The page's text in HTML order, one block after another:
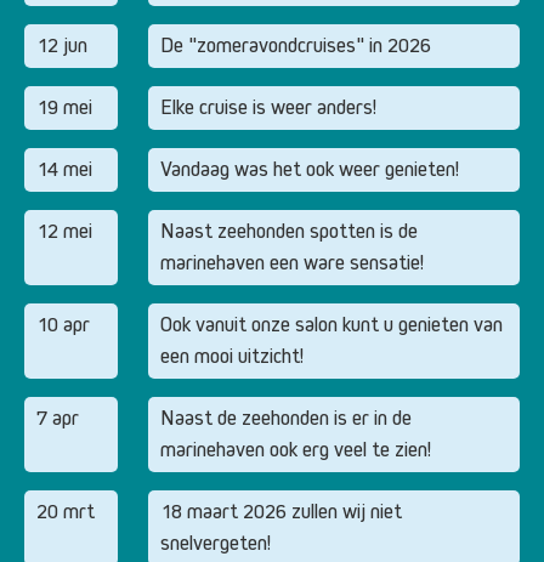
12 jun De "zomeravondcruises" in 2026
19 mei Elke cruise is weer anders!
14 mei Vandaag was het ook weer genieten!
12 mei
Naast zeehonden spotten is de
marinehaven een ware sensatie!
10 apr
Ook vanuit onze salon kunt u genieten van
een mooi uitzicht!
7 apr
Naast de zeehonden is er in de
marinehaven ook erg veel te zien!
20 mrt
18 maart 2026 zullen wij niet
snelvergeten!